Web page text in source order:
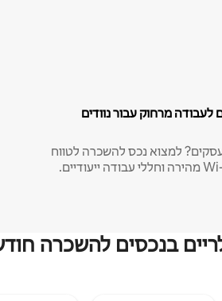
מרחוק עבור נוודים
למצוא נכס להשכרה לטווח
בנכסים להשכרה